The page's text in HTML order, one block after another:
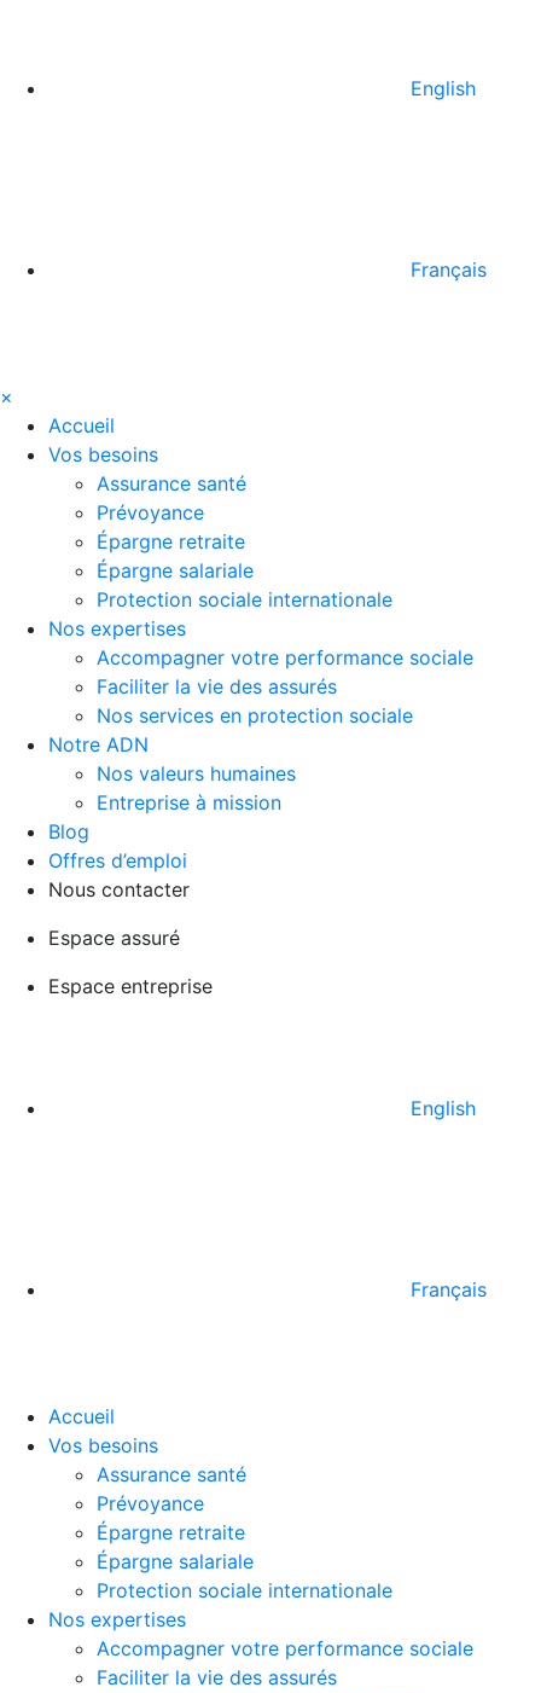
English
Français
×
Accueil
Vos besoins
Assurance santé
Prévoyance
Épargne retraite
Épargne salariale
Protection sociale internationale
Nos expertises
Accompagner votre performance sociale
Faciliter la vie des assurés
Nos services en protection sociale
Notre ADN
Nos valeurs humaines
Entreprise à mission
Blog
Offres d’emploi
Nous contacter
Espace assuré
Espace entreprise
English
Français
Accueil
Vos besoins
Assurance santé
Prévoyance
Épargne retraite
Épargne salariale
Protection sociale internationale
Nos expertises
Accompagner votre performance sociale
Faciliter la vie des assurés